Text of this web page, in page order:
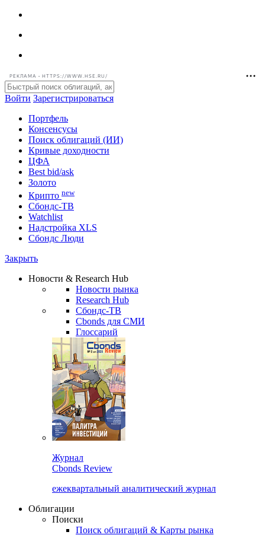
РЕКЛАМА • HTTPS://WWW.HSE.RU/
Войти Зарегистрироваться
Портфель
Консенсусы
Поиск облигаций (ИИ)
Кривые доходности
ЦФА
Best bid/ask
Золото
Крипто new
Watchlist
Сбондс Люди
Новости & Research Hub
Новости рынка
Research Hub
Сбондс-ТВ
Cbonds для СМИ
Глоссарий
Cbonds Review
ежеквартальный аналитический журнал